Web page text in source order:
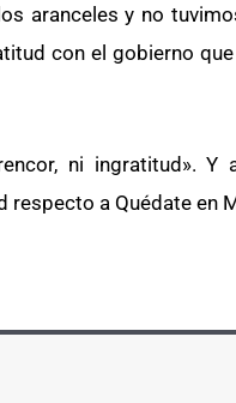
aranceles y no
con el gobierno
ni ingratitud». Y
respecto a Quédate en